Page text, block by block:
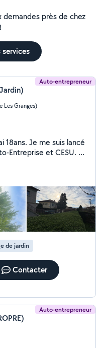
demandes près de chez
services
Auto-entrepreneur
Les Granges)
18ans. Je me suis lancé
Entreprise et CESU. Je
et rabattage.
de jardin
Contacter
Auto-entrepreneur